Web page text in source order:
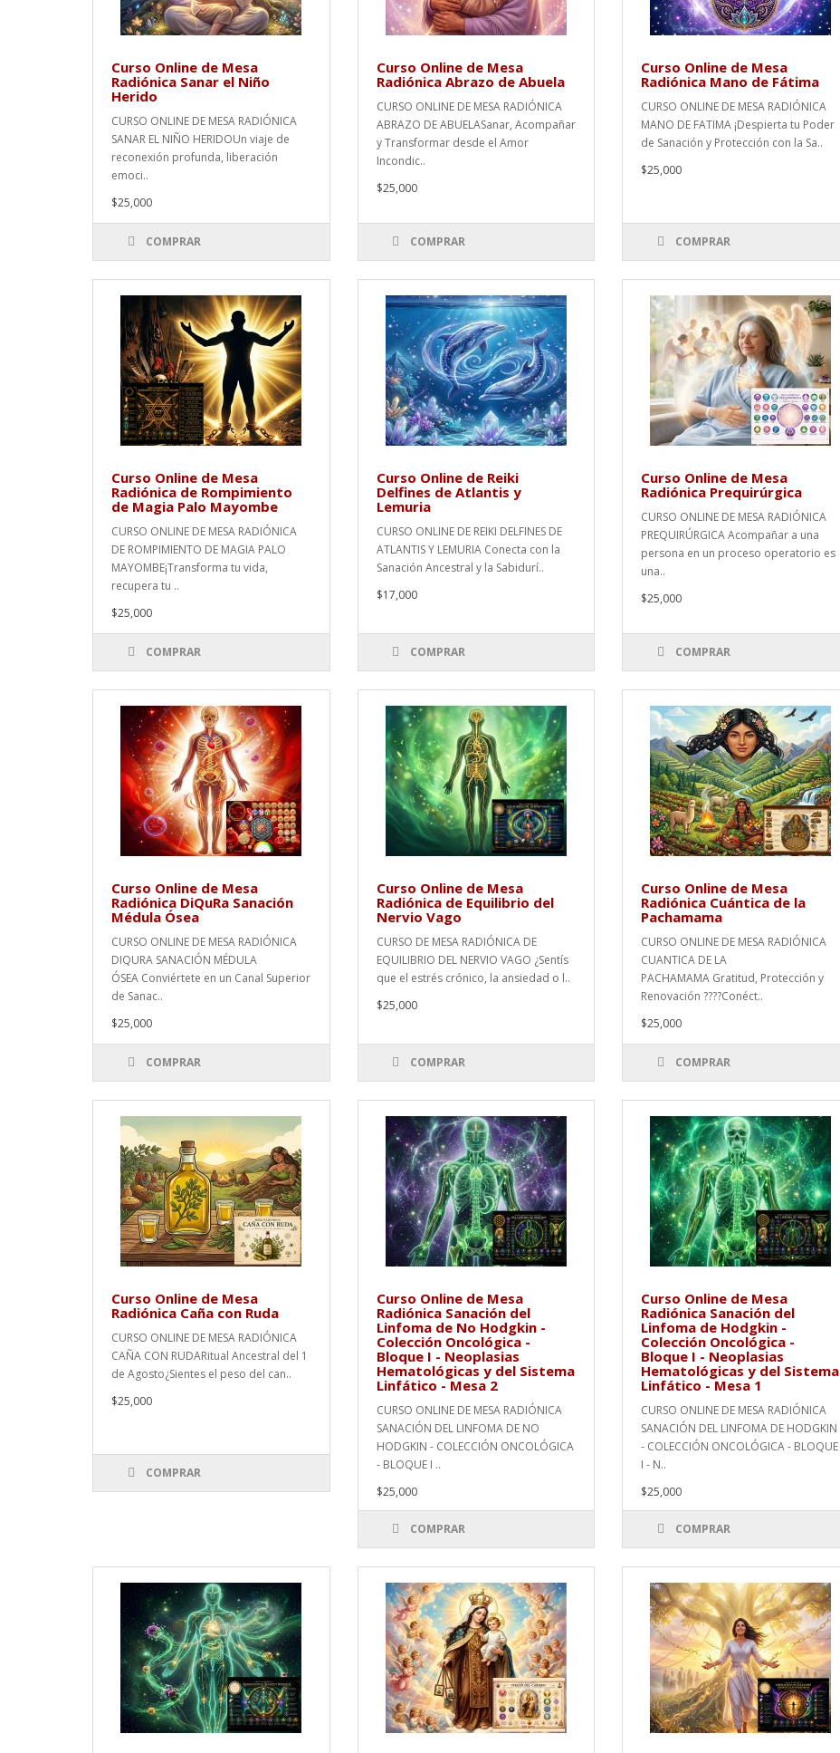
Curso Online de Mesa
Radiónica Sanar el Niño
Herido
CURSO ONLINE DE MESA RADIÓNICA
SANAR EL NIÑO HERIDOUn viaje de
reconexión profunda, liberación
emoci..
$25,000
COMPRAR
Curso Online de Mesa
Radiónica Abrazo de Abuela
CURSO ONLINE DE MESA RADIÓNICA
ABRAZO DE ABUELASanar, Acompañar
y Transformar desde el Amor
Incondic..
$25,000
COMPRAR
Curso Online de Mesa
Radiónica Mano de Fátima
CURSO ONLINE DE MESA RADIÓNICA
MANO DE FATIMA ¡Despierta tu Poder
de Sanación y Protección con la Sa..
$25,000
COMPRAR
Curso Online de Mesa
Radiónica de Rompimiento
de Magia Palo Mayombe
CURSO ONLINE DE MESA RADIÓNICA
DE ROMPIMIENTO DE MAGIA PALO
MAYOMBE¡Transforma tu vida,
recupera tu ..
$25,000
COMPRAR
Curso Online de Reiki
Delfines de Atlantis y
Lemuria
CURSO ONLINE DE REIKI DELFINES DE
ATLANTIS Y LEMURIA Conecta con la
Sanación Ancestral y la Sabidurí..
$17,000
COMPRAR
Curso Online de Mesa
Radiónica Prequirúrgica
CURSO ONLINE DE MESA RADIÓNICA
PREQUIRÚRGICA Acompañar a una
persona en un proceso operatorio es
una..
$25,000
COMPRAR
Curso Online de Mesa
Radiónica DiQuRa Sanación
Médula Ósea
CURSO ONLINE DE MESA RADIÓNICA
DIQURA SANACIÓN MÉDULA
ÓSEA Conviértete en un Canal Superior
de Sanac..
$25,000
COMPRAR
Curso Online de Mesa
Radiónica de Equilibrio del
Nervio Vago
CURSO DE MESA RADIÓNICA DE
EQUILIBRIO DEL NERVIO VAGO ¿Sentís
que el estrés crónico, la ansiedad o l..
$25,000
COMPRAR
Curso Online de Mesa
Radiónica Cuántica de la
Pachamama
CURSO ONLINE DE MESA RADIÓNICA
CUANTICA DE LA
PACHAMAMA Gratitud, Protección y
Renovación ????Conéct..
$25,000
COMPRAR
Curso Online de Mesa
Radiónica Caña con Ruda
CURSO ONLINE DE MESA RADIÓNICA
CAÑA CON RUDARitual Ancestral del 1
de Agosto¿Sientes el peso del can..
$25,000
COMPRAR
Curso Online de Mesa
Radiónica Sanación del
Linfoma de No Hodgkin -
Colección Oncológica -
Bloque I - Neoplasias
Hematológicas y del Sistema
Linfático - Mesa 2
CURSO ONLINE DE MESA RADIÓNICA
SANACIÓN DEL LINFOMA DE NO
HODGKIN - COLECCIÓN ONCOLÓGICA
- BLOQUE I ..
$25,000
COMPRAR
Curso Online de Mesa
Radiónica Sanación del
Linfoma de Hodgkin -
Colección Oncológica -
Bloque I - Neoplasias
Hematológicas y del Sistema
Linfático - Mesa 1
CURSO ONLINE DE MESA RADIÓNICA
SANACIÓN DEL LINFOMA DE HODGKIN
- COLECCIÓN ONCOLÓGICA - BLOQUE
I - N..
$25,000
COMPRAR